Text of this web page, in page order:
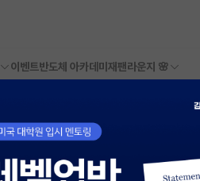
이벤트반도체 아카데미 재팬라운지 🌸